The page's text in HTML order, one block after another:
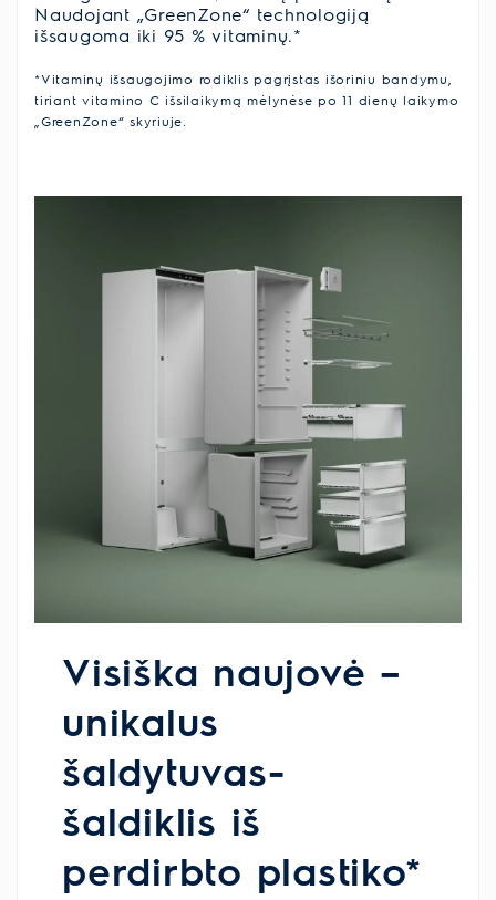
Naudojant „GreenZone“ technologiją
išsaugoma iki 95 % vitaminų.*
*Vitaminų išsaugojimo rodiklis pagrįstas išoriniu bandymu,
tiriant vitamino C išsilaikymą mėlynėse po 11 dienų laikymo
„GreenZone“ skyriuje.
Visiška naujovė –
unikalus
šaldytuvas-
šaldiklis iš
perdirbto plastiko*